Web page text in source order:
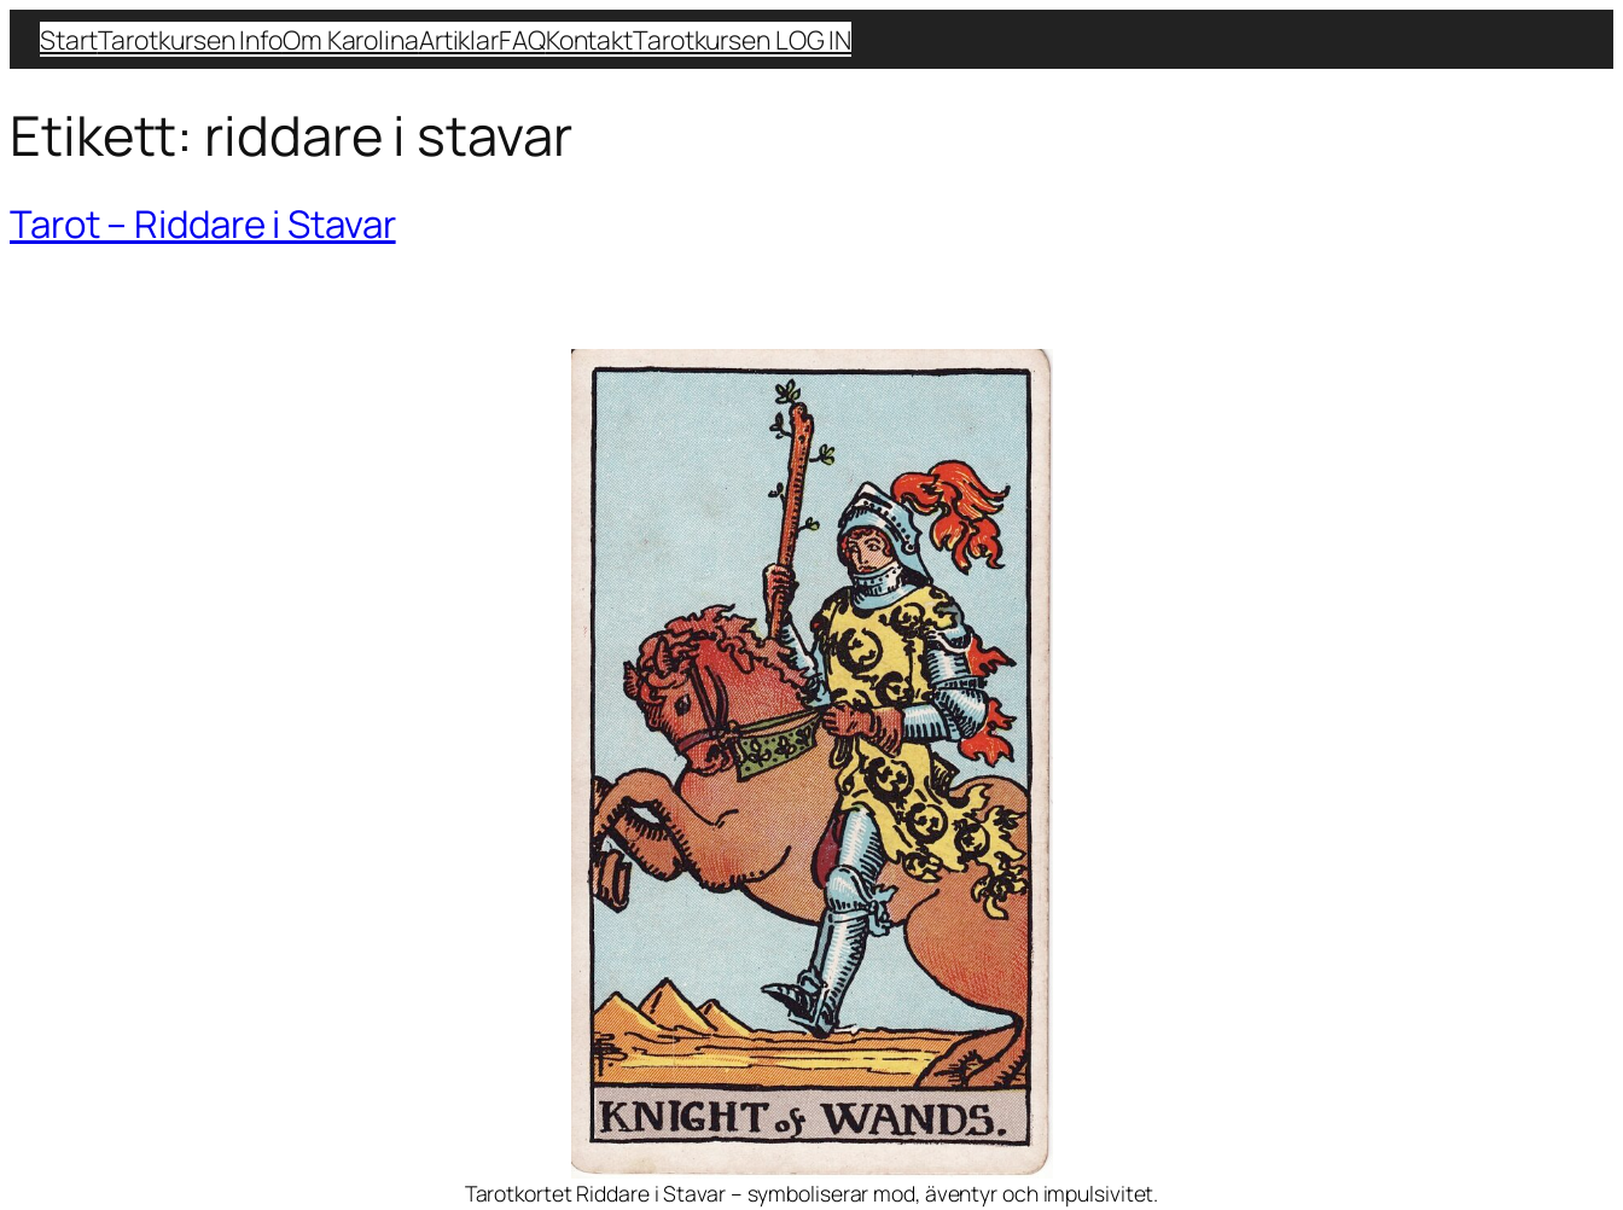
StartTarotkursen InfoOm KarolinaArtiklarFAQKontaktTarotkursen LOG IN
Etikett: riddare i stavar
Tarot – Riddare i Stavar
Tarotkortet Riddare i Stavar – symboliserar mod, äventyr och impulsivitet.